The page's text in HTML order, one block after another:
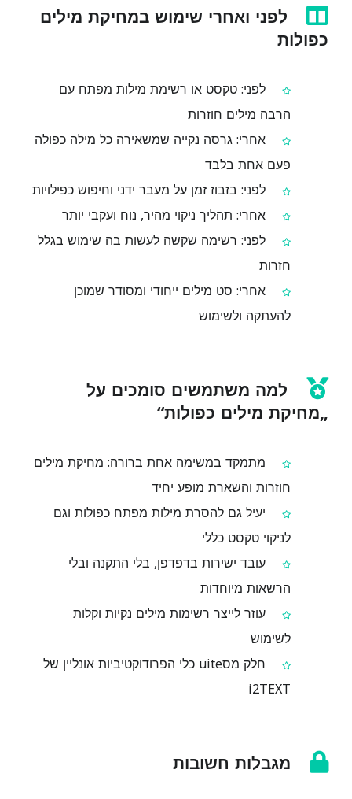
לפני ואחרי שימוש במחיקת מילים
כפולות
לפני: טקסט או רשימת מילות מפתח עם
הרבה מילים חוזרות
אחרי: גרסה נקייה שמשאירה כל מילה כפולה
פעם אחת בלבד
לפני: בזבוז זמן על מעבר ידני וחיפוש כפילויות
אחרי: תהליך ניקוי מהיר, נוח ועקבי יותר
לפני: רשימה שקשה לעשות בה שימוש בגלל
חזרות
אחרי: סט מילים ייחודי ומסודר שמוכן
להעתקה ולשימוש
למה משתמשים סומכים על
„מחיקת מילים כפולות“
מתמקד במשימה אחת ברורה: מחיקת מילים
חוזרות והשארת מופע יחיד
יעיל גם להסרת מילות מפתח כפולות וגם
לניקוי טקסט כללי
עובד ישירות בדפדפן, בלי התקנה ובלי
הרשאות מיוחדות
עוזר לייצר רשימות מילים נקיות וקלות
לשימוש
חלק מסuite כלי הפרודוקטיביות אונליין של
i2TEXT
מגבלות חשובות